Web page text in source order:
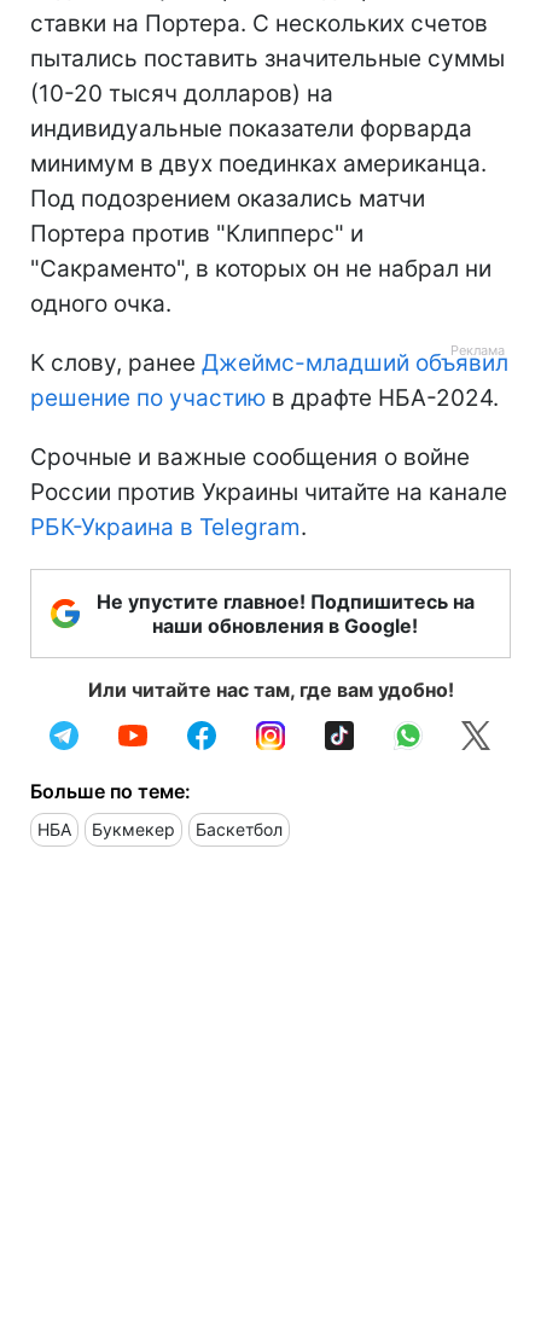
ставки на Портера. С нескольких счетов
пытались поставить значительные суммы
(10-20 тысяч долларов) на
индивидуальные показатели форварда
минимум в двух поединках американца.
Под подозрением оказались матчи
Портера против "Клипперс" и
"Сакраменто", в которых он не набрал ни
одного очка.
К слову, ранее Джеймс-младший объявил
решение по участию в драфте НБА-2024.
Срочные и важные сообщения о войне
России против Украины читайте на канале
РБК-Украина в Telegram.
Не упустите главное! Подпишитесь на
наши обновления в Google!
Или читайте нас там, где вам удобно!
Больше по теме:
НБА Букмекер Баскетбол